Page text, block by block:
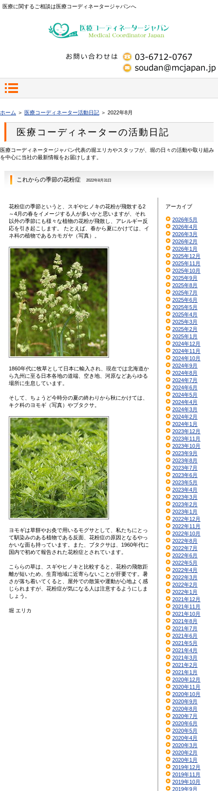
医療に関するご相談は医療コーディネータージャパンへ
ホーム ＞ 医療コーディネーター活動日記 ＞ 2022年8月
医療コーディネーターの活動日記
医療コーディネータージャパン代表の堀エリカやスタッフが、堀の日々の活動や取り組み
を中心に当社の最新情報をお届けします。
これからの季節の花粉症 2022年8月31日
花粉症の季節というと、スギやヒノキの花粉が飛散する2
～4月の春をイメージする人が多いかと思いますが、それ
以外の季節にも様々な植物の花粉が飛散し、アレルギー反
応を引き起こします。 たとえば、春から夏にかけては、イ
ネ科の植物であるカモガヤ（写真）。
1860年代に牧草として日本に輸入され、現在では北海道か
ら九州に至る日本各地の道端、空き地、河原などあらゆる
場所に生息しています。
そして、ちょうど今時分の夏の終わりから秋にかけては、
キク科のヨモギ（写真）やブタクサ。
ヨモギは草餅やお灸で用いるモグサとして、私たちにとっ
て馴染みのある植物である反面、花粉症の原因となるやっ
かいな面も持っています。また、ブタクサは、1960年代に
国内で初めて報告された花粉症とされています。
こららの草は、スギやヒノキと比較すると、花粉の飛散距
離が短いため、生育地域に近寄らないことが肝要です。暑
さが落ち着いてくると、屋外での散策や運動が心地よく感
じられますが、花粉症が気になる人は注意するようにしま
しょう。
堀 エリカ
アーカイブ
2026年5月
2026年4月
2026年3月
2026年2月
2026年1月
2025年12月
2025年11月
2025年10月
2025年9月
2025年8月
2025年7月
2025年6月
2025年5月
2025年4月
2025年3月
2025年2月
2025年1月
2024年12月
2024年11月
2024年10月
2024年9月
2024年8月
2024年7月
2024年6月
2024年5月
2024年4月
2024年3月
2024年2月
2024年1月
2023年12月
2023年11月
2023年10月
2023年9月
2023年8月
2023年7月
2023年6月
2023年5月
2023年4月
2023年3月
2023年2月
2023年1月
2022年12月
2022年11月
2022年10月
2022年8月
2022年7月
2022年6月
2022年5月
2022年4月
2022年3月
2022年2月
2022年1月
2021年12月
2021年11月
2021年10月
2021年8月
2021年7月
2021年6月
2021年5月
2021年4月
2021年3月
2021年2月
2021年1月
2020年12月
2020年11月
2020年10月
2020年9月
2020年8月
2020年7月
2020年6月
2020年5月
2020年4月
2020年3月
2020年2月
2020年1月
2019年12月
2019年11月
2019年10月
2019年9月